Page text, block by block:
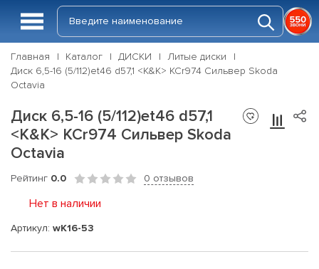
Главная Каталог ДИСКИ
Литые диски
Диск 6,5-16 (5/112)et46 d57,1 <K&K> КСr974 Сильвер Skoda
Octavia
Диск 6,5-16 (5/112)et46 d57,1
<K&K> КСr974 Сильвер Skoda
Octavia
Рейтинг 0.0 0 отзывов
Нет в наличии
Артикул: wK16-53